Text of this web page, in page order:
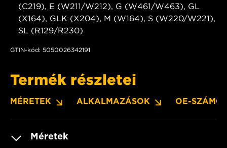
(C219), E (W211/W212), G (W461/W463), GL
(X164), GLK (X204), M (W164), S (W220/W221),
SL (R129/R230)
GTIN-kód: 5050026342191
Termék részletei
MÉRETEK ALKALMAZÁSOK OE-
Méretek